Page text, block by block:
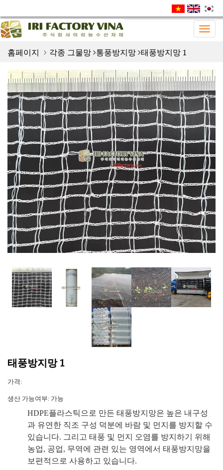
홈페이지
각종 그물망 통풍방지망 태풍방지망 1
태풍방지망 1
가격:
생산 가능여부: 가능
HDPE플라스틱으로 만든 태풍방지망은 높은 내구성
과 유연한 직조 구성 덕분에 바람 및 먼지를 방지할 수
있습니다. 그리고 태풍 및 먼지 오염를 방지하기 위해
농업, 공업, 무역에 관련 있는 영역에서 태풍방지망을
보편적으로 사용하고 있습니다.